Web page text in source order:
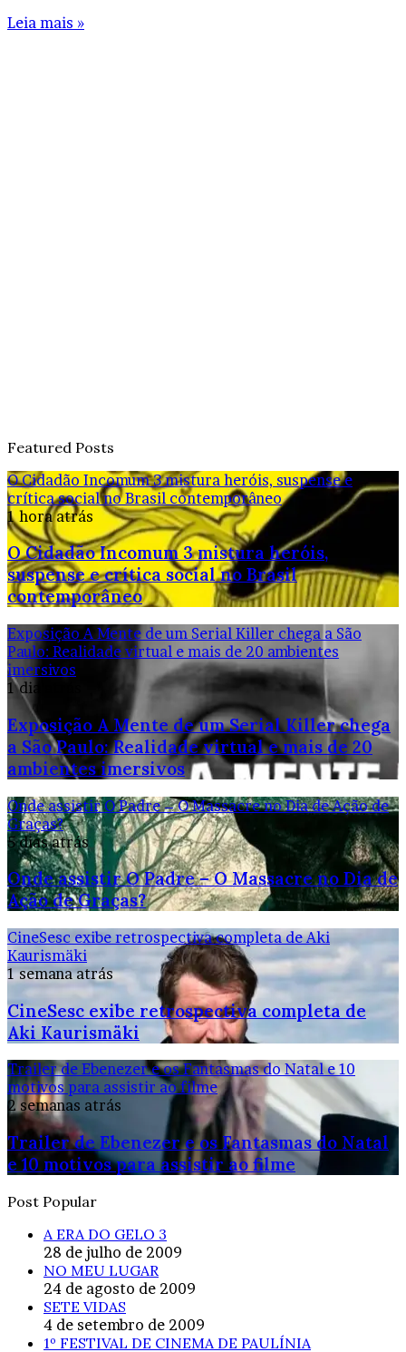
Leia mais »
Featured Posts
O Cidadão Incomum 3 mistura heróis, suspense e
crítica social no Brasil contemporâneo
1 hora atrás
O Cidadão Incomum 3 mistura heróis,
suspense e crítica social no Brasil
contemporâneo
Exposição A Mente de um Serial Killer chega a São
Paulo: Realidade virtual e mais de 20 ambientes
imersivos
1 dia atrás
Exposição A Mente de um Serial Killer chega
a São Paulo: Realidade virtual e mais de 20
ambientes imersivos
Onde assistir O Padre – O Massacre no Dia de Ação de
Graças?
5 dias atrás
Onde assistir O Padre – O Massacre no Dia de
Ação de Graças?
CineSesc exibe retrospectiva completa de Aki
Kaurismäki
1 semana atrás
CineSesc exibe retrospectiva completa de
Aki Kaurismäki
Trailer de Ebenezer e os Fantasmas do Natal e 10
motivos para assistir ao filme
2 semanas atrás
Trailer de Ebenezer e os Fantasmas do Natal
e 10 motivos para assistir ao filme
Post Popular
A ERA DO GELO 3
28 de julho de 2009
NO MEU LUGAR
24 de agosto de 2009
SETE VIDAS
4 de setembro de 2009
1º FESTIVAL DE CINEMA DE PAULÍNIA